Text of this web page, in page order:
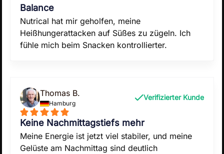
Balance
Nutrical hat mir geholfen, meine
Heißhungerattacken auf Süßes zu zügeln. Ich
fühle mich beim Snacken kontrollierter.
Thomas B.
Hamburg
Verifizierter Kunde
Keine Nachmittagstiefs mehr
Meine Energie ist jetzt viel stabiler, und meine
Gelüste am Nachmittag sind deutlich